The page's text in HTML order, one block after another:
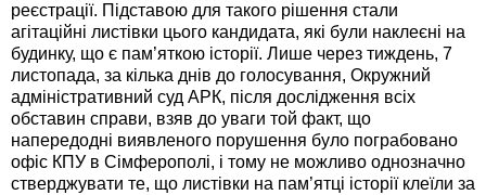
реєстрації. Підставою для такого рішення стали
агітаційні листівки цього кандидата, які були наклеєні на
будинку, що є пам’яткою історії. Лише через тиждень, 7
листопада, за кілька днів до голосування, Окружний
адміністративний суд АРК, після дослідження всіх
обставин справи, взяв до уваги той факт, що
напередодні виявленого порушення було пограбовано
офіс КПУ в Сімферополі, і тому не можливо однозначно
стверджувати те, що листівки на пам’ятці історії клеїли за